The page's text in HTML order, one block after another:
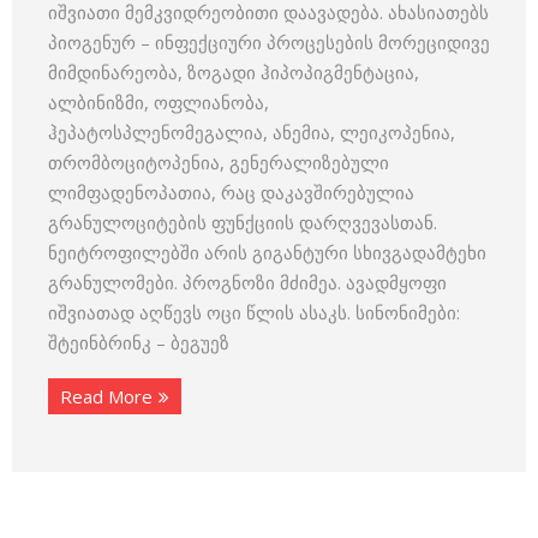
იშვიათი მემკვიდრეობითი დაავადება. ახასიათებს
პიოგენურ – ინფექციური პროცესების მორეციდივე
მიმდინარეობა, ზოგადი ჰიპოპიგმენტაცია,
ალბინიზმი, ოფლიანობა,
ჰეპატოსპლენომეგალია, ანემია, ლეიკოპენია,
თრომბოციტოპენია, გენერალიზებული
ლიმფადენოპათია, რაც დაკავშირებულია
გრანულოციტების ფუნქციის დარღვევასთან.
ნეიტროფილებში არის გიგანტური სხივგადამტეხი
გრანულომები. პროგნოზი მძიმეა. ავადმყოფი
იშვიათად აღწევს ოცი წლის ასაკს. სინონიმები:
შტეინბრინკ – ბეგუეზ
Read More